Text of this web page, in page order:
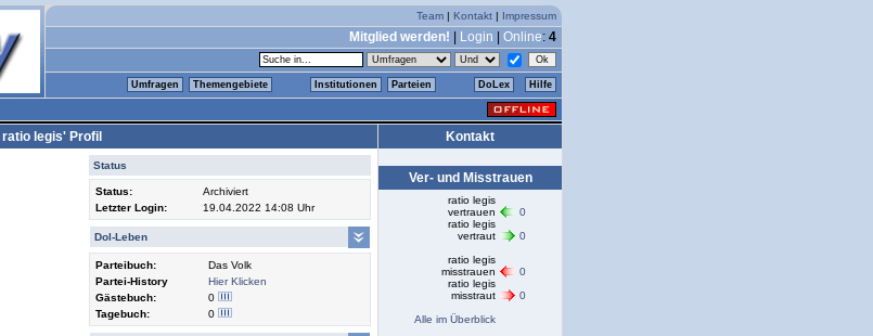
Team | Kontakt | Impressum
Mitglied werden! Login Online: 4
Umfragen Themengebiete Institutionen Parteien DoLex Hilfe
ratio legis' Profil
Status
Status:
Archiviert
Letzter Login:
19.04.2022 14:08 Uhr
Dol-Leben
Parteibuch:
Das Volk
Partei-History
Hier Klicken
Gästebuch:
0
Tagebuch:
0
Kontakt
Ver- und Misstrauen
ratio legis
vertrauen
0
ratio legis
vertraut
0
ratio legis
misstrauen
0
ratio legis
misstraut
0
Alle im Überblick